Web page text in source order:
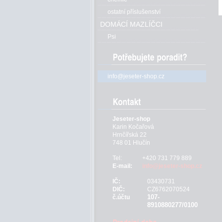
ostatní příslušenství
DOMÁCÍ MAZLÍČCI
Psi
info@jeseter-shop.cz
Jeseter-shop
Karin Kočařová
Hrnčířská 22
748 01 Hlučín
Tel:
+420 731 779 889
E-mail:
info@jeseter-shop.cz
IČ:
03430731
DIČ:
CZ6762070524
č.účtu
107-
8910880277/0100